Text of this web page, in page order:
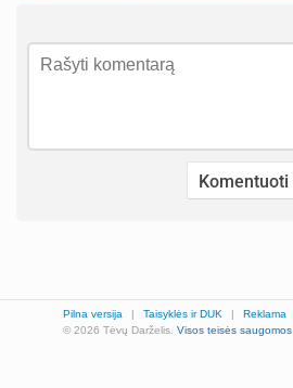
Pilna versija | Taisyklės ir DUK | Reklama
© 2026 Tėvų Darželis. Visos teisės saugomos.